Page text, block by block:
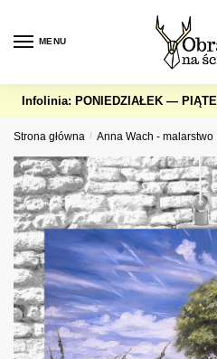
navigation
content
MENU
Infolinia: PONIEDZIAŁEK —
Strona główna / Anna Wach - malarstwo